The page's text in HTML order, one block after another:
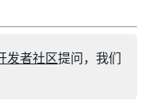
发者社区提问，我们